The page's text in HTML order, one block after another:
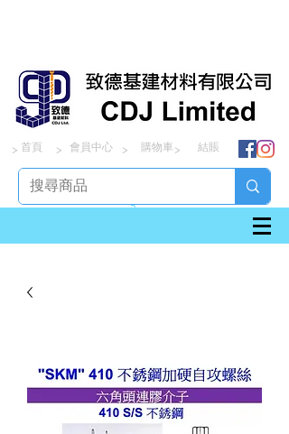
> > > >
首頁 會員中心 購物車 結賬